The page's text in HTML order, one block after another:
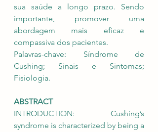
sua saúde a longo prazo. Sendo
importante, promover uma
abordagem mais eficaz e
compassiva dos pacientes.
Palavras-chave: Síndrome de
Cushing; Sinais e Sintomas;
Fisiologia.
ABSTRACT
INTRODUCTION: Cushing’s
syndrome is characterized by being a